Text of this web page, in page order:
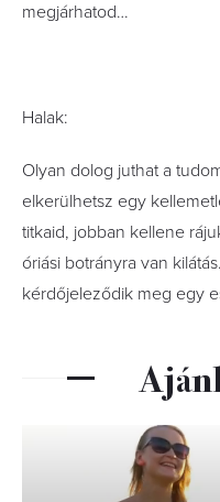
megjárhatod…
Halak:
Olyan dolog juthat a
elkerülhetsz egy
titkaid, jobban kellene
óriási botrányra van
kérdőjeleződik meg egy